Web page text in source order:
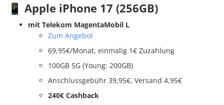
📱 Apple iPhone 17 (256GB)
mit Telekom MagentaMobil L
Zum Angebot
69,95€/Monat, einmalig 1€ Zuzahlung
100GB 5G (Young: 200GB)
Anschlussgebühr 39,95€, Versand 4,95€
240€ Cashback